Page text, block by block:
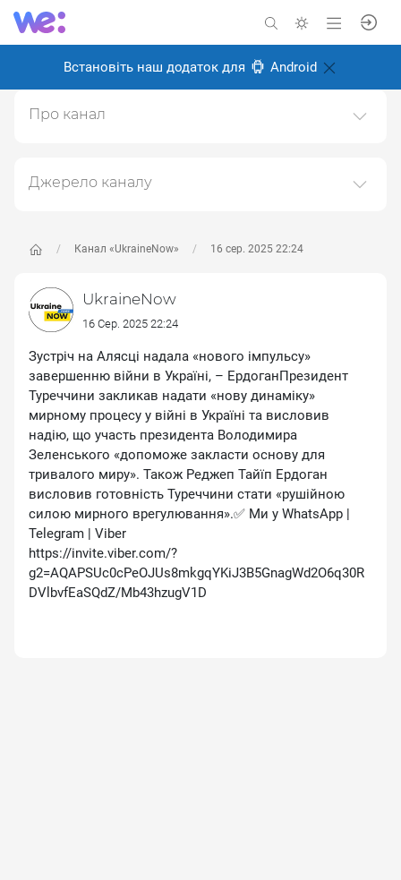
Встановіть наш додаток для Android
Канал «UkraineNow» 16 сер. 2025 22:24
UkraineNow
16 Сер. 2025 22:24
Зустріч на Алясці надала «нового імпульсу»
завершенню війни в Україні, – ЕрдоганПрезидент
Туреччини закликав надати «нову динаміку»
мирному процесу у війні в Україні та висловив
надію, що участь президента Володимира
Зеленського «допоможе закласти основу для
тривалого миру». Також Реджеп Тайїп Ердоган
висловив готовність Туреччини стати «рушійною
силою мирного врегулювання».✅ Ми у WhatsApp |
Telegram | Viber
https://invite.viber.com/?
g2=AQAPSUc0cPeOJUs8mkgqYKiJ3B5GnagWd2O6q30R
DVlbvfEaSQdZ/Mb43hzugV1D
Про канал
Створено: 24 серпня 2024
Джерело каналу
метою його популяризації та збільшення аудиторії
Переходьте за посиланнями в дописах для
отримання повної інформації про Автора, чи